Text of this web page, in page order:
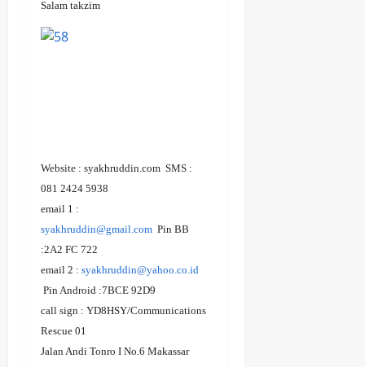
Salam takzim
Website : syakhruddin.com SMS :
081 2424 5938
email 1 :
syakhruddin@gmail.com Pin BB
:2A2 FC 722
email 2 : syakhruddin@yahoo.co.id
Pin Android :7BCE 92D9
call sign : YD8HSY/Communications
Rescue 01
Jalan Andi Tonro I No.6 Makassar